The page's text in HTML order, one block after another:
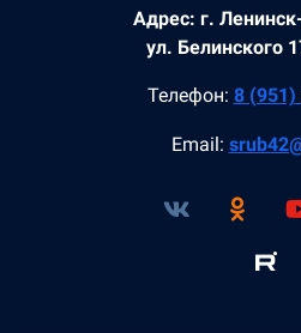
Адрес: г.
ул. Белинского
Телефон: 8 (951)
Email: